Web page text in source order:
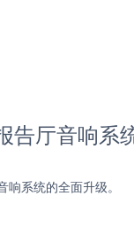
告厅音响系
系统的全面升级。